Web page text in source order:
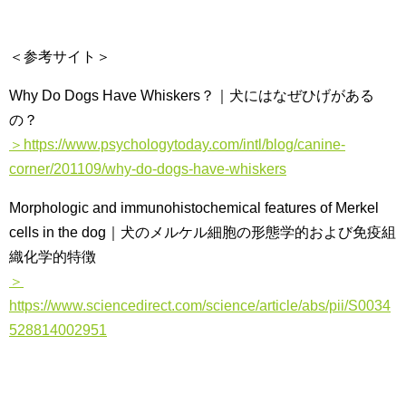
＜参考サイト＞
Why Do Dogs Have Whiskers？｜犬にはなぜひげがある
の？
＞https://www.psychologytoday.com/intl/blog/canine-
corner/201109/why-do-dogs-have-whiskers
Morphologic and immunohistochemical features of Merkel
cells in the dog｜犬のメルケル細胞の形態学的および免疫組
織化学的特徴
＞
https://www.sciencedirect.com/science/article/abs/pii/S0034
528814002951